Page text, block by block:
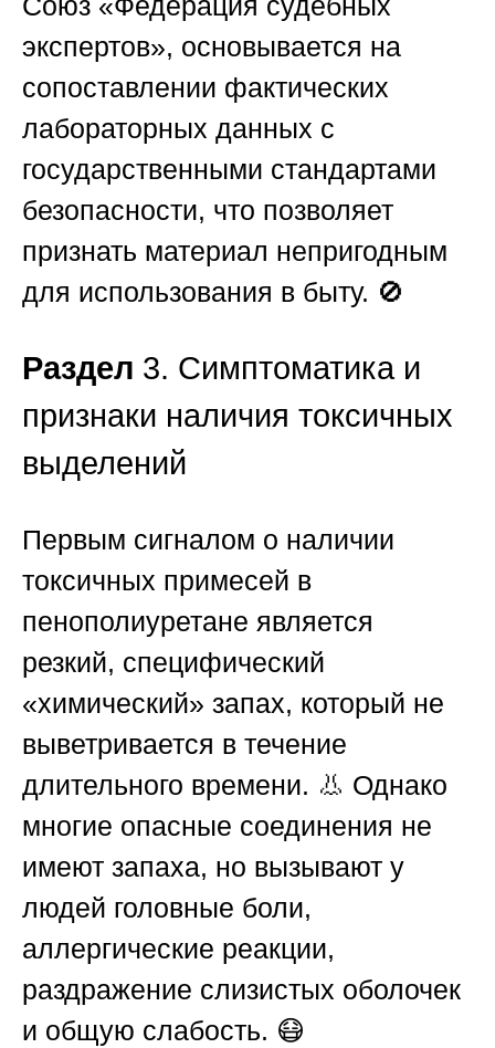
экспертов», основывается на
сопоставлении фактических
лабораторных данных с
государственными стандартами
безопасности, что позволяет
признать материал непригодным
для использования в быту. 🚫
Раздел 3. Симптоматика и
признаки наличия токсичных
выделений
Первым сигналом о наличии
токсичных примесей в
пенополиуретане является
резкий, специфический
«химический» запах, который не
выветривается в течение
длительного времени. 👃 Однако
многие опасные соединения не
имеют запаха, но вызывают у
людей головные боли,
аллергические реакции,
раздражение слизистых оболочек
и общую слабость. 😷